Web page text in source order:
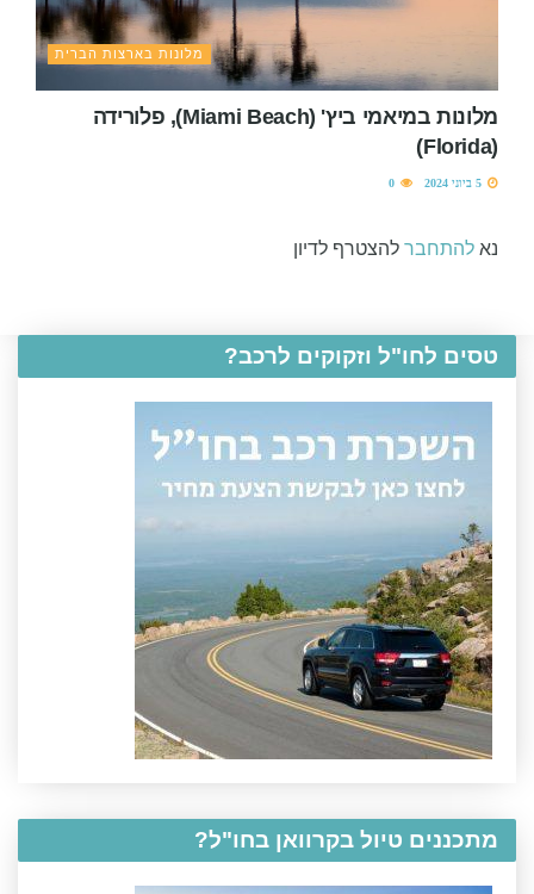
מלונות בארצות הברית
מלונות במיאמי ביץ' (Miami Beach), פלורידה
(Florida)
נא להתחבר להצטרף לדיון
טסים לחו"ל וזקוקים לרכב?
מתכננים טיול בקרוואן בחו"ל?